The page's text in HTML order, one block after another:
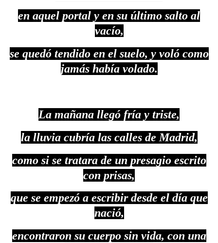
en aquel portal y en su último salto al
vacío,
se quedó tendido en el suelo, y voló como
jamás había volado.
La mañana llegó fría y triste,
la lluvia cubría las calles de Madrid,
como si se tratara de un presagio escrito
con prisas,
que se empezó a escribir desde el día que
nació,
encontraron su cuerpo sin vida, con una